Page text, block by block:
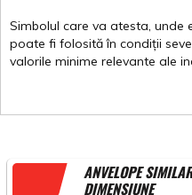
Simbolul care va atesta, unde
poate fi folosită în condiții
valorile minime relevante ale
ANVELOPE
DIMENSIUNE